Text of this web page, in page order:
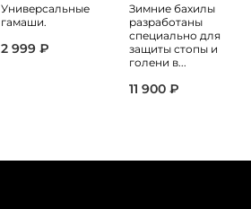
Универсальные
гамаши.
2 999 ₽
Зимние бахилы
разработаны
специально для
защиты стопы и
голени в...
11 900 ₽